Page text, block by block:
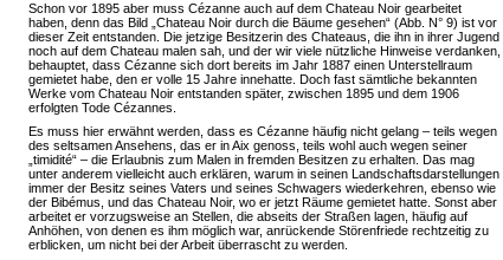
Schon vor 1895 aber muss Cézanne auch auf dem Chateau Noir gearbeitet
haben, denn das Bild „Chateau Noir durch die Bäume gesehen“ (Abb. N° 9) ist vor
dieser Zeit entstanden. Die jetzige Besitzerin des Chateaus, die ihn in ihrer Jugend
noch auf dem Chateau malen sah, und der wir viele nützliche Hinweise verdanken,
behauptet, dass Cézanne sich dort bereits im Jahr 1887 einen Unterstellraum
gemietet habe, den er volle 15 Jahre innehatte. Doch fast sämtliche bekannten
Werke vom Chateau Noir entstanden später, zwischen 1895 und dem 1906
erfolgten Tode Cézannes.
Es muss hier erwähnt werden, dass es Cézanne häufig nicht gelang – teils wegen
des seltsamen Ansehens, das er in Aix genoss, teils wohl auch wegen seiner
„timidité“ – die Erlaubnis zum Malen in fremden Besitzen zu erhalten. Das mag
unter anderem vielleicht auch erklären, warum in seinen Landschaftsdarstellungen
immer der Besitz seines Vaters und seines Schwagers wiederkehren, ebenso wie
der Bibémus, und das Chateau Noir, wo er jetzt Räume gemietet hatte. Sonst aber
arbeitet er vorzugsweise an Stellen, die abseits der Straßen lagen, häufig auf
Anhöhen, von denen es ihm möglich war, anrückende Störenfriede rechtzeitig zu
erblicken, um nicht bei der Arbeit überrascht zu werden.